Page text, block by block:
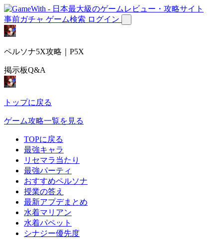
事前ガチャ ゲーム検索 ログイン
ペルソナ5X攻略｜P5X
掲示板Q&A
トップに戻る
ゲーム攻略一覧を見る
TOPに戻る
最強キャラ
リセマラ当たり
最強パーティ
おすすめペルソナ
授業の答え
最新アプデまとめ
水着マリアン
水着パペット
シナジー優先度